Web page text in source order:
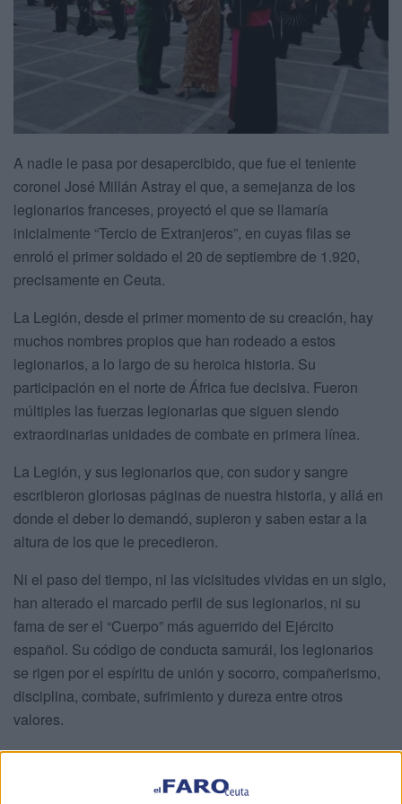
A nadie le pasa por desapercibido, que fue el teniente
coronel José Millán Astray el que, a semejanza de los
legionarios franceses, proyectó el que se llamaría
inicialmente “Tercio de Extranjeros”, en cuyas filas se
enroló el primer soldado el 20 de septiembre de 1.920,
precisamente en Ceuta.
La Legión, desde el primer momento de su creación, hay
muchos nombres propios que han rodeado a estos
legionarios, a lo largo de su heroica historia. Su
participación en el norte de África fue decisiva. Fueron
múltiples las fuerzas legionarias que siguen siendo
extraordinarias unidades de combate en primera línea.
La Legión, y sus legionarios que, con sudor y sangre
escribieron gloriosas páginas de nuestra historia, y allá en
donde el deber lo demandó, supieron y saben estar a la
altura de los que le precedieron.
Ni el paso del tiempo, ni las vicisitudes vividas en un siglo,
han alterado el marcado perfil de sus legionarios, ni su
fama de ser el “Cuerpo” más aguerrido del Ejército
español. Su código de conducta samurái, los legionarios
se rigen por el espíritu de unión y socorro, compañerismo,
disciplina, combate, sufrimiento y dureza entre otros
valores.
Su extenso historial en estos casi 103 años de existencia,
han participado en más de 4.100 acciones de guerra y en